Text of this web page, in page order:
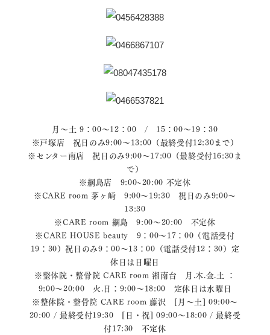
月～土 9：00～12：00 / 15：00～19：30
※戸塚店 祝日のみ9:00～13:00（最終受付12:30まで）
※センター南店 祝日のみ9:00～17:00（最終受付16:30ま
で）
※綱島店 9:00~20:00 不定休
※CARE room 茅ヶ崎 9:00～19:30 祝日のみ9:00～
13:30
※CARE room 綱島 9:00～20:00 不定休
※CARE HOUSE beauty 9：00～17：00（電話受付
19：30）祝日のみ9：00～13：00（電話受付12：30）定
休日は日曜日
※整体院・整骨院 CARE room 湘南台 月.木.金.土 ：
9:00〜20:00 火.日：9:00〜18:00 定休日は水曜日
※整体院・整骨院 CARE room 藤沢 [月～土] 09:00～
20:00 / 最終受付19:30 [日・祝] 09:00～18:00 / 最終受
付17:30 不定休